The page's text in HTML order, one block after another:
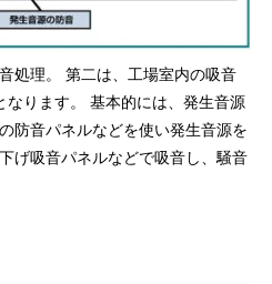
処理。 第二は、工場室内の吸音
ります。 基本的には、発生音源
防音パネルなどを使い発生音源を
げ吸音パネルなどで吸音し、騒音